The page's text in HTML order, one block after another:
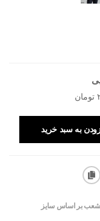
به سبد خرید
بر اساس سایز